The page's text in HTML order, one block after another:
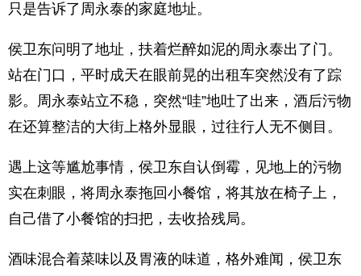
只是告诉了周永泰的家庭地址。
侯卫东问明了地址，扶着烂醉如泥的周永泰出了门。
站在门口，平时成天在眼前晃的出租车突然没有了踪
影。周永泰站立不稳，突然“哇”地吐了出来，酒后污物
在还算整洁的大街上格外显眼，过往行人无不侧目。
遇上这等尴尬事情，侯卫东自认倒霉，见地上的污物
实在刺眼，将周永泰拖回小餐馆，将其放在椅子上，
自己借了小餐馆的扫把，去收拾残局。
酒味混合着菜味以及胃液的味道，格外难闻，侯卫东